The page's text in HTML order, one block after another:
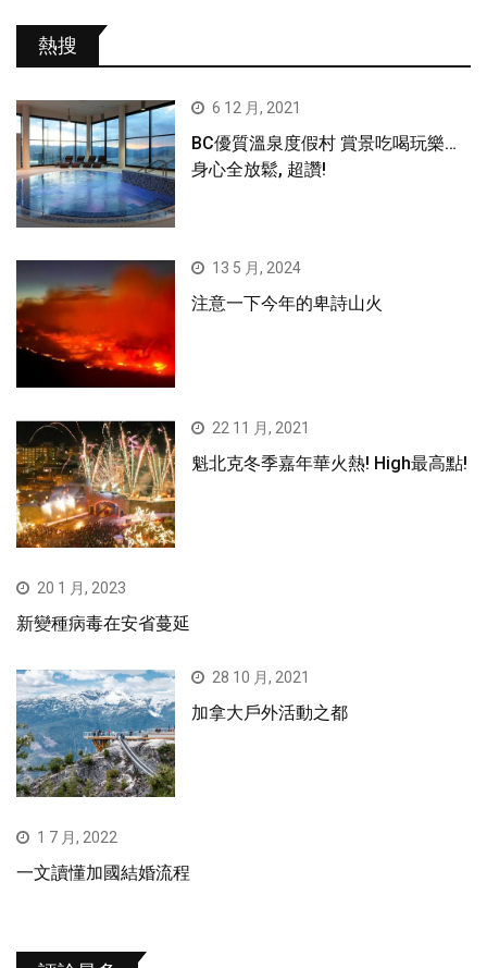
熱搜
6 12 月, 2021
BC優質溫泉度假村 賞景吃喝玩樂…
身心全放鬆, 超讚!
13 5 月, 2024
注意一下今年的卑詩山火
22 11 月, 2021
魁北克冬季嘉年華火熱! High最高點!
20 1 月, 2023
新變種病毒在安省蔓延
28 10 月, 2021
加拿大戶外活動之都
1 7 月, 2022
一文讀懂加國結婚流程